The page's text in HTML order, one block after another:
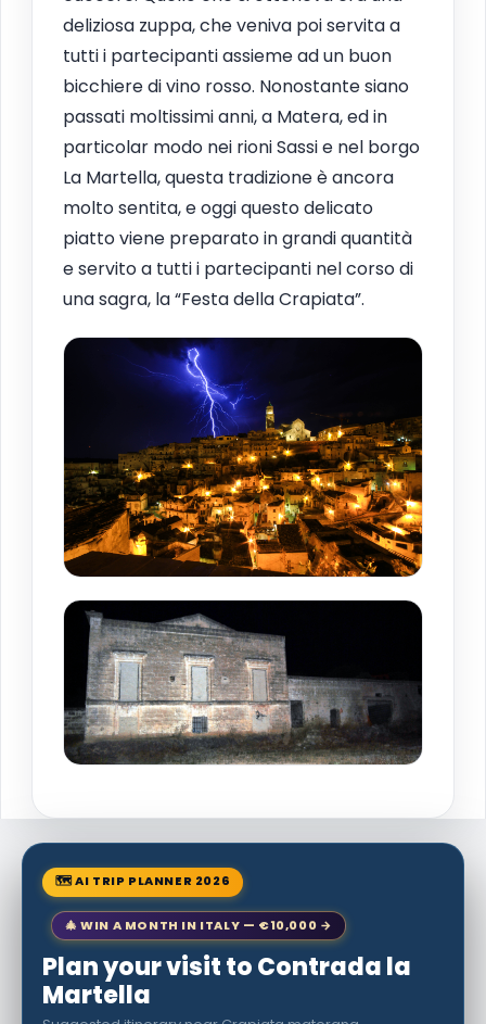
deliziosa zuppa, che veniva poi servita a
tutti i partecipanti assieme ad un buon
bicchiere di vino rosso. Nonostante siano
passati moltissimi anni, a Matera, ed in
particolar modo nei rioni Sassi e nel borgo
La Martella, questa tradizione è ancora
molto sentita, e oggi questo delicato
piatto viene preparato in grandi quantità
e servito a tutti i partecipanti nel corso di
una sagra, la “Festa della Crapiata”.
🗺 AI TRIP PLANNER 2026
🎄 WIN A MONTH IN ITALY — €10,000 →
Plan your visit to Contrada la
Martella